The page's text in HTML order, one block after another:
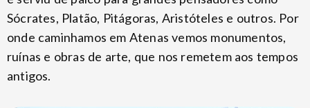
Sócrates, Platão, Pitágoras, Aristóteles e outros. Por
onde caminhamos em Atenas vemos monumentos,
ruínas e obras de arte, que nos remetem aos tempos
antigos.